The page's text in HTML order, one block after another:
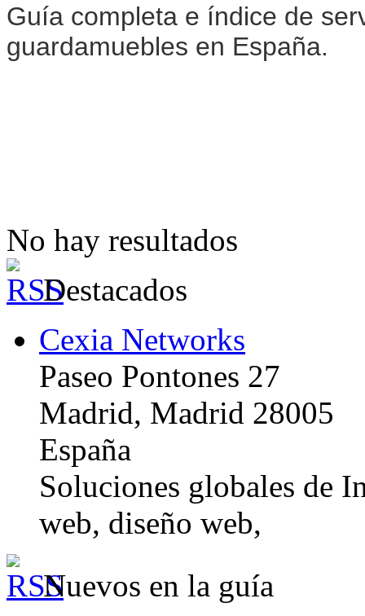
Guía completa e índice de
guardamuebles en España.
No hay resultados
Destacados
Cexia Networks
Paseo Pontones 27
Madrid, Madrid 28005
España
Soluciones globales de
web, diseño web,
Nuevos en la guía